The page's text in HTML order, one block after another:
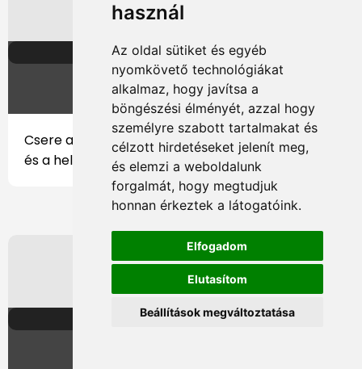
használ
Az oldal sütiket és egyéb
nyomkövető technológiákat
alkalmaz, hogy javítsa a
böngészési élményét, azzal hogy
személyre szabott tartalmakat és
célzott hirdetéseket jelenít meg,
és elemzi a weboldalunk
forgalmát, hogy megtudjuk
honnan érkeztek a látogatóink.
Elfogadom
Elutasítom
Beállítások megváltoztatása
82. perc
▼▲
Csere a mieinknél: Tóth Mihály
jött le a pályáról,
és a helyére
Torghelle Sándorállt be.
86. perc